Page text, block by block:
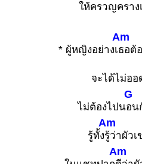
ให้ครวญคราง
* ผู้หญิงอย่างเ
Am
ธอต้
จะได้ไม่ออ
ไม่ต้องไปน
G
อน
รู้ทั้ง
Am
รู้ว่าผัวเ
Am